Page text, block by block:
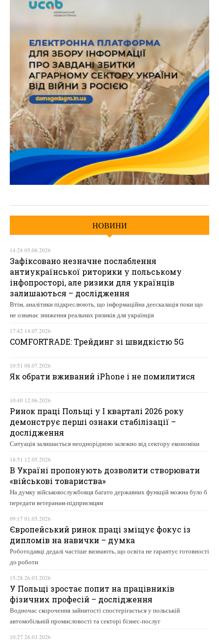
НОВИНИ
14:24 05.08.2026
Зафіксовано незначне послаблення
антиукраїнської риторики у польському
інфопросторі, але ризики для українців
залишаються – дослідження
Втім, аналітики підкреслюють, що інформаційна деескалація поки що
не означає зниження реальних ризиків для українців
17:42 14.07.2026
COMFORTRADE: Трейдинг зі швидкістю 5G
10:51 08.07.2026
Як обрати вживаний iPhone і не помилитися
10:40 12.06.2026
Ринок праці Польщі у І кварталі 2026 року
демонструє перші ознаки стабілізації –
дослідження
Ситуація залишається неоднорідною залежно від сектору економіки
18:51 12.05.2026
В Україні пропонують дозволити створювати
«військові товариства»
На думку військовослужбовця багато державних функцій можна було б
передати ветеранам-підприємцям
09:17 01.05.2026
Європейський ринок праці зміщує фокус із
дипломів на навички – думка
Роботодавці дедалі частіше визнають, що освіта не гарантує готовності
до роботи
15:28 26.03.2026
У Польщі зростає попит на працівників
фізичних професій – дослідження
Водночас скорочення зайнятості спостерігається у польській
автомобільній промисловості та секторі бізнес-послуг
10:27 26.03.2026